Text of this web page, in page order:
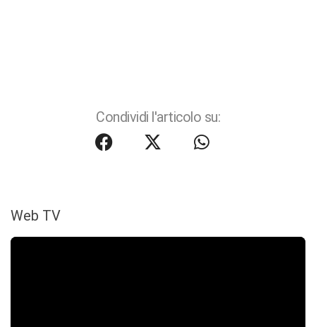
Condividi l'articolo su:
Web TV